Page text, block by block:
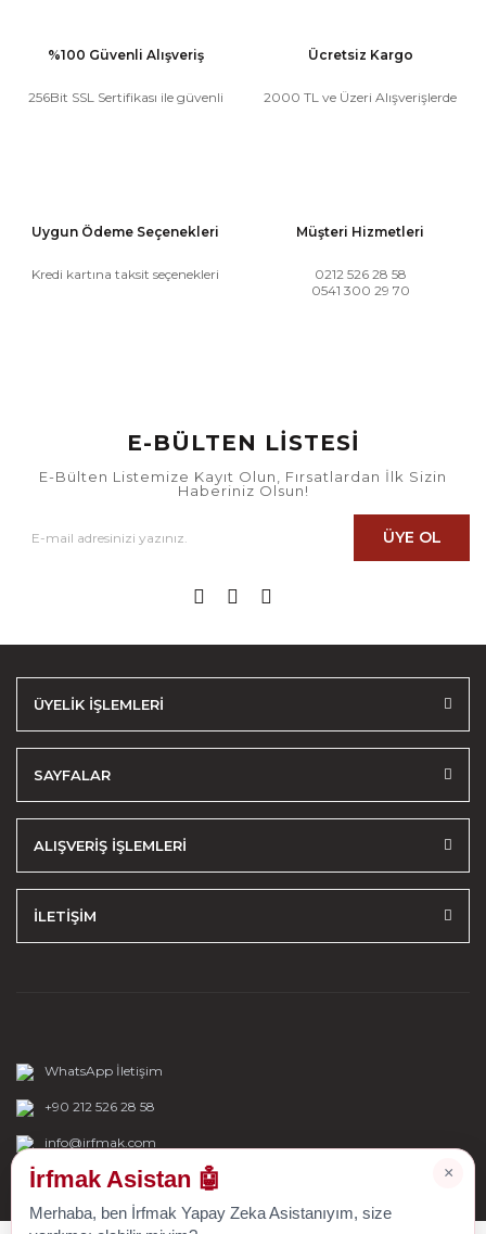
%100 Güvenli Alışveriş
256Bit SSL Sertifikası ile güvenli
Ücretsiz Kargo
2000 TL ve Üzeri Alışverişlerde
Uygun Ödeme Seçenekleri
Kredi kartına taksit seçenekleri
Müşteri Hizmetleri
0212 526 28 58
0541 300 29 70
E-BÜLTEN LİSTESİ
E-Bülten Listemize Kayıt Olun, Fırsatlardan İlk Sizin
Haberiniz Olsun!
ÜYE OL
ÜYELİK İŞLEMLERİ
SAYFALAR
ALIŞVERİŞ İŞLEMLERİ
İLETİŞİM
WhatsApp İletişim
+90 212 526 28 58
info@irfmak.com
×
İrfmak Asistan 🤖
Merhaba, ben İrfmak Yapay Zeka Asistanıyım, size